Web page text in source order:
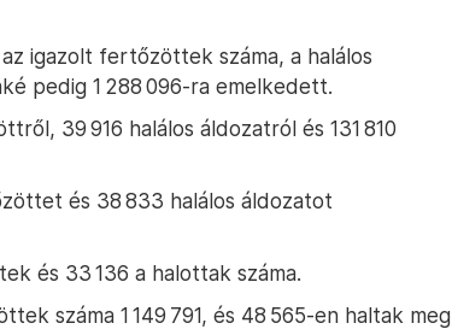
igazolt fertőzöttek száma, a halálos
pedig 1 288 096-ra emelkedett.
39 916 halálos áldozatról és 131 810
és 38 833 halálos áldozatot
és 33 136 a halottak száma.
száma 1 149 791, és 48 565-en haltak meg